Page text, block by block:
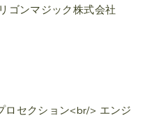
ゴンマジック株式会社
ロセクション<br/> エンジ